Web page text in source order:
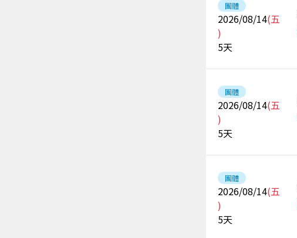
團體
2026/08/14(五
)
5天
團體
2026/08/14(五
)
5天
團體
2026/08/14(五
)
5天